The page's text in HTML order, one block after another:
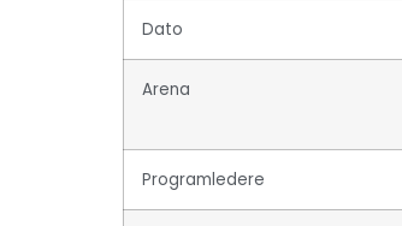
Dato
Arena
Programledere